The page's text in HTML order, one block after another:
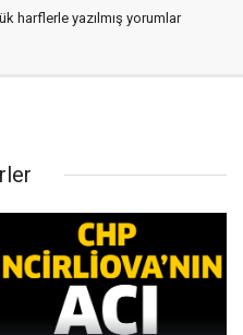
harflerle yazılmış yorumlar